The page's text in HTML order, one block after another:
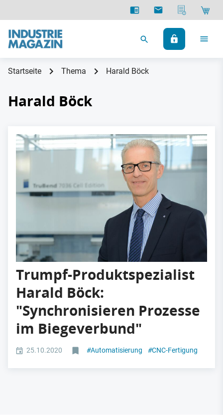
Startseite Thema Harald Böck
Harald Böck
Trumpf-Produktspezialist
Harald Böck:
"Synchronisieren Prozesse
im Biegeverbund"
25.10.2020 #Automatisierung #CNC-Fertigung